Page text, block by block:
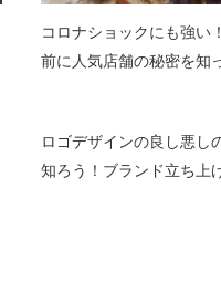
コロナショックにも強い
前に人気店舗の秘密を知
ロゴデザインの良し悪し
知ろう！ブランド立ち上